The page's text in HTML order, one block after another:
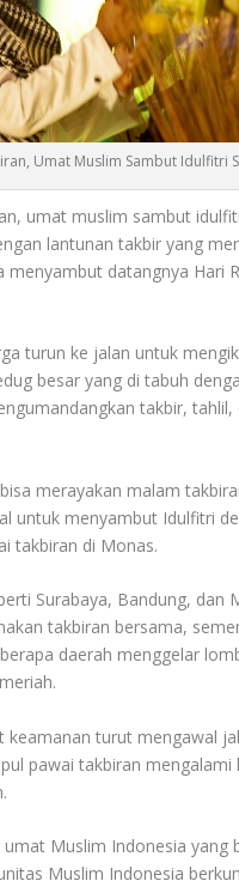
Umat Muslim Sambut Idulfitri
umat muslim sambut
lantunan takbir yang
menyambut datangnya Hari
turun ke jalan untuk
besar yang di tabuh
takbir,
merayakan malam
untuk menyambut Idulfitri
takbiran di Monas.
Surabaya, Bandung,
takbiran bersama,
daerah menggelar
keamanan turut mengawal
pawai takbiran
umat Muslim Indonesia
Muslim Indonesia